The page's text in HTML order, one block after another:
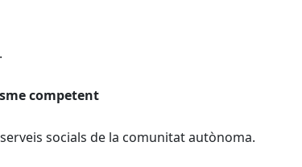
competent
socials de la comunitat autònoma.